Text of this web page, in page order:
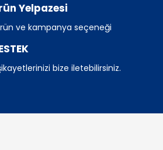
Yelpazesi
ve kampanya seçeneği
bize iletebilirsiniz.